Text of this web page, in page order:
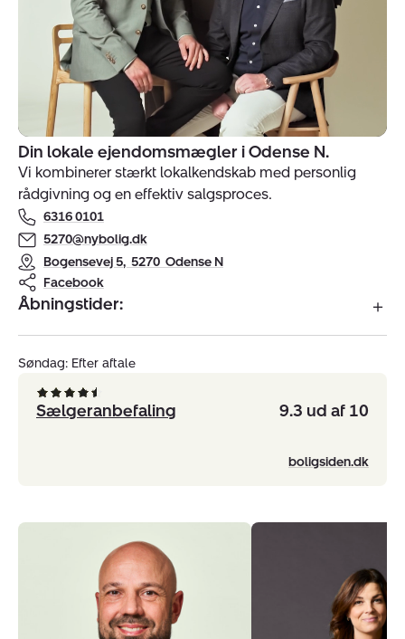
Indehavere
af
ejendomsmægler
Nybolig
Næsby
Din lokale ejendomsmægler i Odense N.
Vi kombinerer stærkt lokalkendskab med personlig
rådgivning og en effektiv salgsproces.
6316 0101
5270@nybolig.dk
Bogensevej 5, 5270 Odense N
Facebook
Åbningstider:
Søndag: Efter aftale
Sælgeranbefaling 9.3 ud af 10
boligsiden.dk